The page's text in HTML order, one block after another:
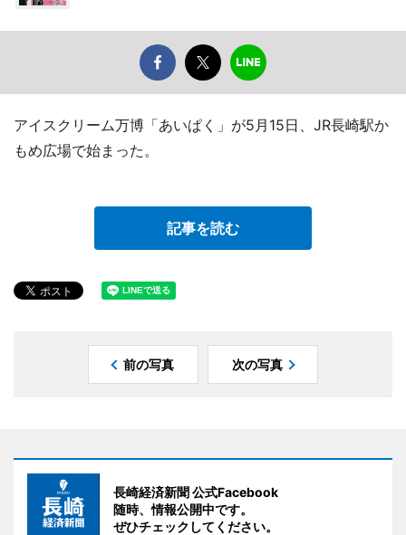
アイスクリーム万博「あいぱく」が5月15日、JR長崎駅か
もめ広場で始まった。
記事を読む
前の写真 次の写真
長崎経済新聞 公式Facebook
随時、情報公開中です。
ぜひチェックしてください。